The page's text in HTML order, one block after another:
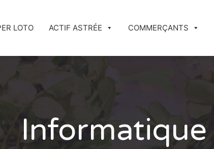
LOTO ACTIF ASTRÉE COMMERÇANTS
Informatique